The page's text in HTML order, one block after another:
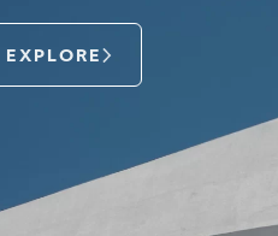
EXPLORE